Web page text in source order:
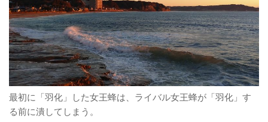
最初に「羽化」した女王蜂は、ライバル女王蜂が「羽化」す
る前に潰してしまう。